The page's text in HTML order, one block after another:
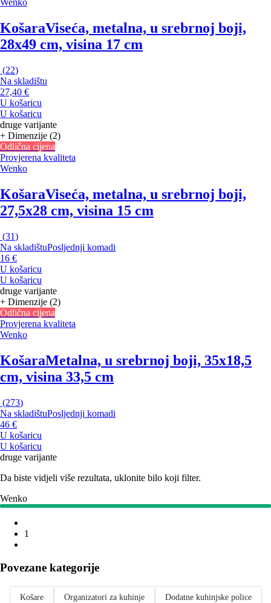
Wenko
KošaraViseća, metalna, u srebrnoj boji,
28x49 cm, visina 17 cm
(22)
Na skladištu
27,40 €
U košaricu
U košaricu
druge varijante
+ Dimenzije (2)
Odlična cijena
Provjerena kvaliteta
Wenko
KošaraViseća, metalna, u srebrnoj boji,
27,5x28 cm, visina 15 cm
(31)
Na skladištuPosljednji komadi
16 €
U košaricu
U košaricu
druge varijante
+ Dimenzije (2)
Odlična cijena
Provjerena kvaliteta
Wenko
KošaraMetalna, u srebrnoj boji, 35x18,5
cm, visina 33,5 cm
(273)
Na skladištuPosljednji komadi
46 €
U košaricu
U košaricu
druge varijante
Da biste vidjeli više rezultata, uklonite bilo koji filter.
Wenko
1
Povezane kategorije
Košare Organizatori za kuhinje Dodatne kuhinjske police